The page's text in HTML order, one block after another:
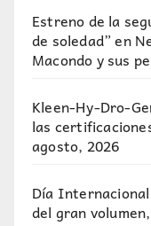
Estreno de la
de soledad” en
Macondo y sus
Kleen-Hy-Dro-
las
agosto, 2026
Día
del gran